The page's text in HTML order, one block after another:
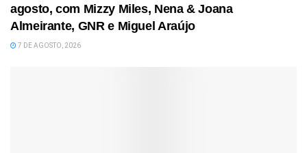
agosto, com Mizzy Miles, Nena & Joana
Almeirante, GNR e Miguel Araújo
7 DE AGOSTO, 2026